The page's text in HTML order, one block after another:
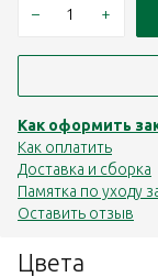
Цвета
– +
Как оформить
Как оплатить
Доставка и сборка
Памятка по уходу
Оставить отзыв